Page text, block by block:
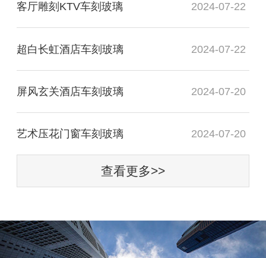
客厅雕刻KTV车刻玻璃 2024-07-22
超白长虹酒店车刻玻璃 2024-07-22
屏风玄关酒店车刻玻璃 2024-07-20
艺术压花门窗车刻玻璃 2024-07-20
查看更多>>